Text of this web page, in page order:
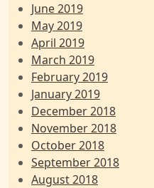
June 2019
May 2019
April 2019
March 2019
February 2019
January 2019
December 2018
November 2018
October 2018
September 2018
August 2018